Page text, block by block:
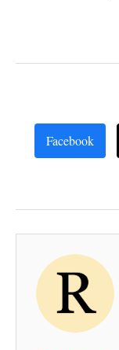
Facebook